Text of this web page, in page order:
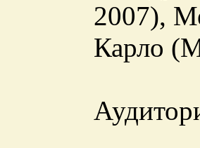
2007),
Карло